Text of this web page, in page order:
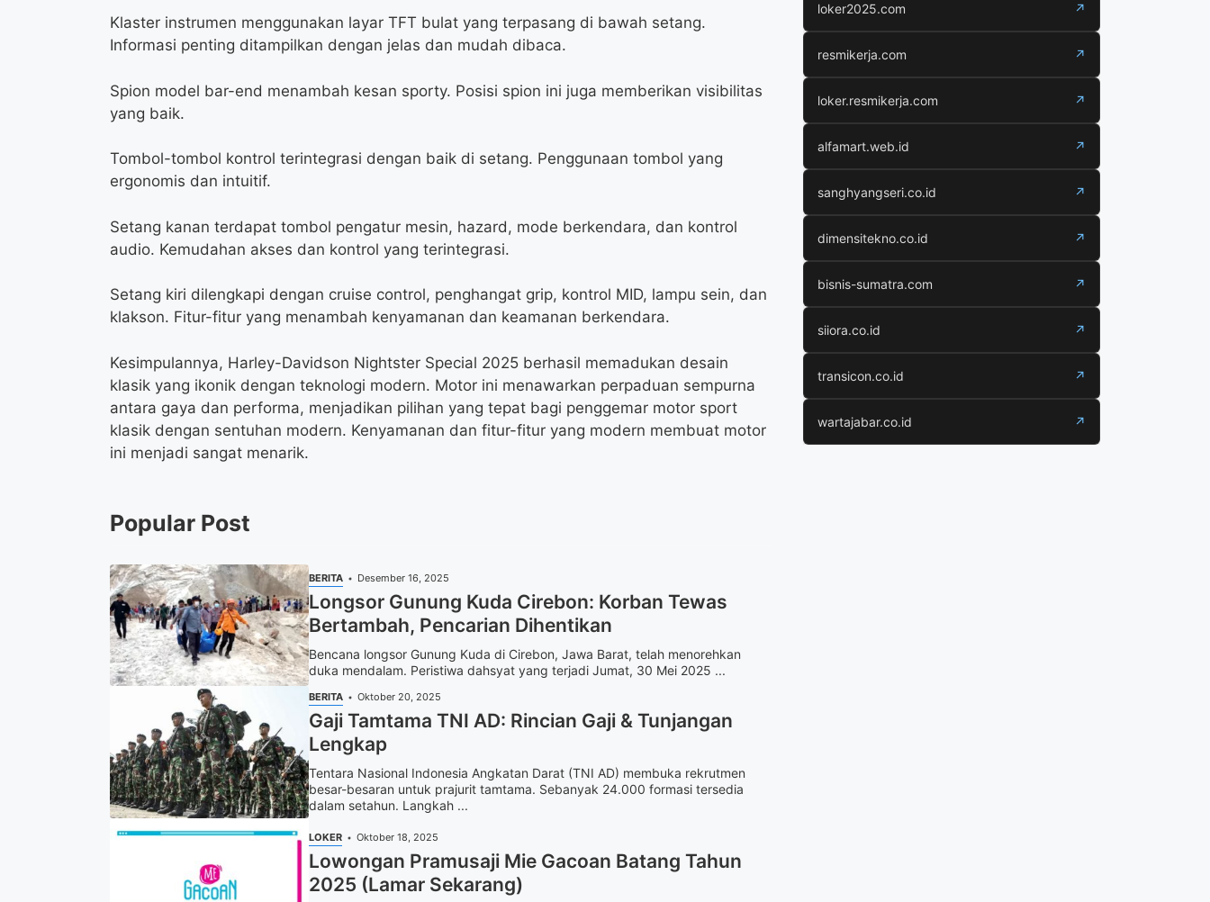
Klaster instrumen menggunakan layar TFT bulat yang terpasang di bawah setang.
Informasi penting ditampilkan dengan jelas dan mudah dibaca.
Spion model bar-end menambah kesan sporty. Posisi spion ini juga memberikan visibilitas
yang baik.
Tombol-tombol kontrol terintegrasi dengan baik di setang. Penggunaan tombol yang
ergonomis dan intuitif.
Setang kanan terdapat tombol pengatur mesin, hazard, mode berkendara, dan kontrol
audio. Kemudahan akses dan kontrol yang terintegrasi.
Setang kiri dilengkapi dengan cruise control, penghangat grip, kontrol MID, lampu sein, dan
klakson. Fitur-fitur yang menambah kenyamanan dan keamanan berkendara.
Kesimpulannya, Harley-Davidson Nightster Special 2025 berhasil memadukan desain
klasik yang ikonik dengan teknologi modern. Motor ini menawarkan perpaduan sempurna
antara gaya dan performa, menjadikan pilihan yang tepat bagi penggemar motor sport
klasik dengan sentuhan modern. Kenyamanan dan fitur-fitur yang modern membuat motor
ini menjadi sangat menarik.
Popular Post
BERITA Desember 16, 2025
Longsor Gunung Kuda Cirebon: Korban Tewas
Bertambah, Pencarian Dihentikan
Bencana longsor Gunung Kuda di Cirebon, Jawa Barat, telah menorehkan
duka mendalam. Peristiwa dahsyat yang terjadi Jumat, 30 Mei 2025 ...
BERITA Oktober 20, 2025
Gaji Tamtama TNI AD: Rincian Gaji & Tunjangan
Lengkap
Tentara Nasional Indonesia Angkatan Darat (TNI AD) membuka rekrutmen
besar-besaran untuk prajurit tamtama. Sebanyak 24.000 formasi tersedia
dalam setahun. Langkah ...
LOKER Oktober 18, 2025
Lowongan Pramusaji Mie Gacoan Batang Tahun
2025 (Lamar Sekarang)
loker2025.com ↗
resmikerja.com ↗
loker.resmikerja.com ↗
alfamart.web.id ↗
sanghyangseri.co.id ↗
dimensitekno.co.id ↗
bisnis-sumatra.com ↗
siiora.co.id ↗
transicon.co.id ↗
wartajabar.co.id ↗